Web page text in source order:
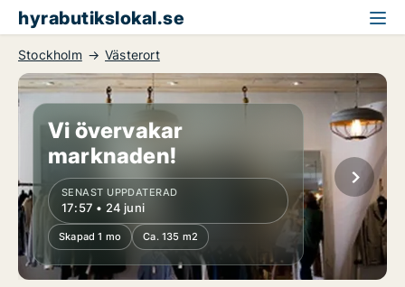
hyrabutikslokal.se
Stockholm Västerort
Vi övervakar
marknaden!
SENAST UPPDATERAD
17:57 • 24 juni
Skapad 1 mo Ca. 135 m2